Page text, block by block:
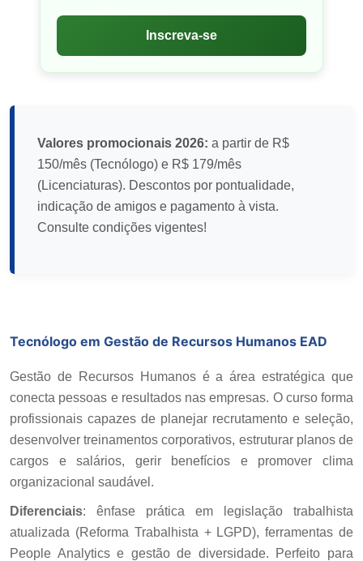
Inscreva-se
Valores promocionais 2026: a partir de R$
150/mês (Tecnólogo) e R$ 179/mês
(Licenciaturas). Descontos por pontualidade,
indicação de amigos e pagamento à vista.
Consulte condições vigentes!
Tecnólogo em Gestão de Recursos Humanos EAD
Gestão de Recursos Humanos é a área estratégica que
conecta pessoas e resultados nas empresas. O curso forma
profissionais capazes de planejar recrutamento e seleção,
desenvolver treinamentos corporativos, estruturar planos de
cargos e salários, gerir benefícios e promover clima
organizacional saudável.
Diferenciais: ênfase prática em legislação trabalhista
atualizada (Reforma Trabalhista + LGPD), ferramentas de
People Analytics e gestão de diversidade. Perfeito para